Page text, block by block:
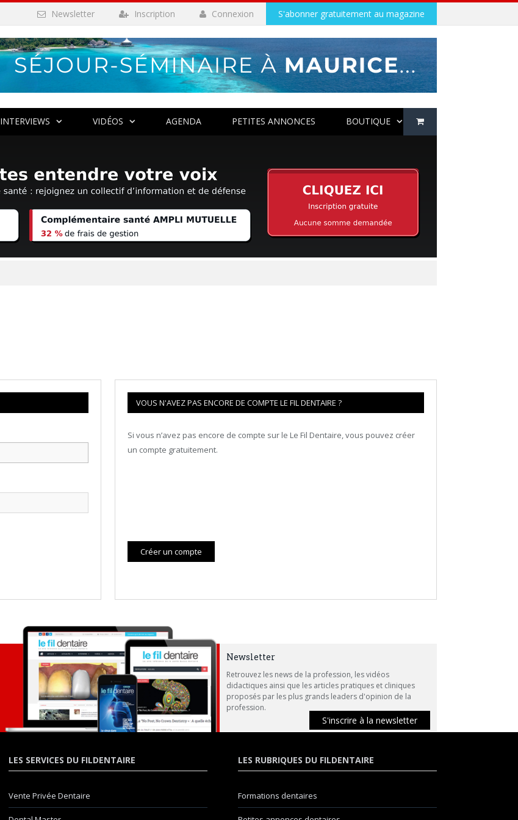
S'abonner gratuitement au magazine
Connexion
Inscription
Newsletter
INTERVIEWS VIDÉOS AGENDA PETITES ANNONCES BOUTIQUE
VOUS N'AVEZ PAS ENCORE DE COMPTE LE FIL DENTAIRE ?
Si vous n’avez pas encore de compte sur le Le Fil Dentaire, vous pouvez créer
un compte gratuitement.
Créer un compte
Newsletter
Retrouvez les news de la profession, les vidéos
didactiques ainsi que les articles pratiques et cliniques
proposés par les plus grands leaders d'opinion de la
profession.
S'inscrire à la newsletter
LES SERVICES DU FILDENTAIRE
Vente Privée Dentaire
LES RUBRIQUES DU FILDENTAIRE
Formations dentaires